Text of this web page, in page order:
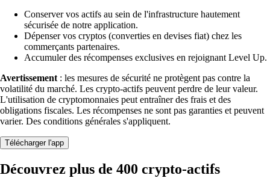
Conserver vos actifs au sein de l'infrastructure hautement
sécurisée de notre application.
Dépenser vos cryptos (converties en devises fiat) chez les
commerçants partenaires.
Accumuler des récompenses exclusives en rejoignant Level Up.
Avertissement : les mesures de sécurité ne protègent pas contre la
volatilité du marché. Les crypto-actifs peuvent perdre de leur valeur.
L'utilisation de cryptomonnaies peut entraîner des frais et des
obligations fiscales. Les récompenses ne sont pas garanties et peuvent
varier. Des conditions générales s'appliquent.
Télécharger l'app
Découvrez plus de 400 crypto-actifs